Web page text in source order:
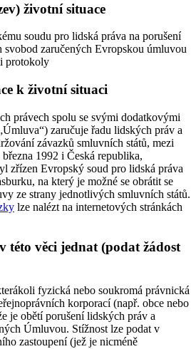
životní situace
soudu pro lidská práva na porušení
zaručených Evropskou úmluvou
protokoly
k životní situaci
právech spolu se svými dodatkovými
zaručuje řadu lidských práv a
závazků smluvních států, mezi
1992 i Česká republika,
zřízen Evropský soud pro lidská práva
na který je možné se obrátit se
ze strany jednotlivých smluvních států.
lze nalézt na internetových stránkách
této věci jednat (podat žádost
fyzická nebo soukromá právnická
korporací (např. obce nebo
je obětí porušení lidských práv a
Úmluvou. Stížnost lze podat v
zastoupení (jež je nicméně